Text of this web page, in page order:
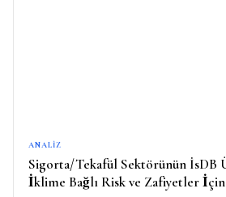
ANALIZ
Sigorta/Tekafül Sektörünün İsDB
İklime Bağlı Risk ve Zafiyetler